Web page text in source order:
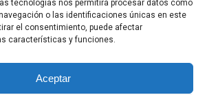
tecnologías nos permitirá procesar datos como
o las identificaciones únicas en este
el consentimiento, puede afectar
características y funciones.
Aceptar
Alcántara, Todos los